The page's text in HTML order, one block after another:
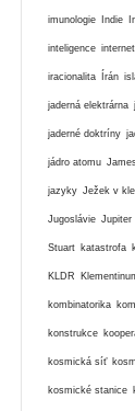
imunologie Indie
inteligence internet
iracionalita Írán
jaderná elektrárna
jaderné doktríny
jádro atomu
jazyky Ježek v
Jugoslávie Jupiter
Stuart katastrofa
KLDR
kombinatorika
konstrukce
kosmická síť
kosmické stanice